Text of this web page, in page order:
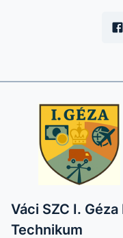
Váci SZC I.
Technikum